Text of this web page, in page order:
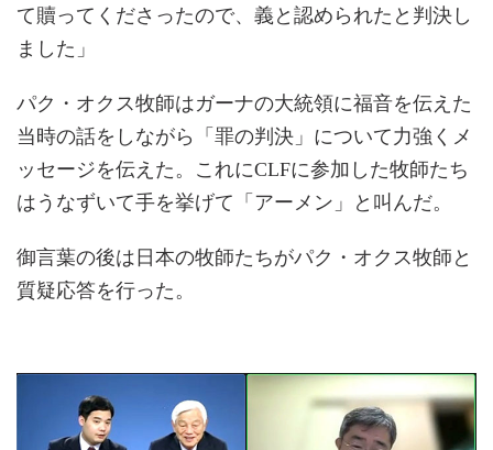
て贖ってくださったので、義と認められたと判決し
ました」
パク・オクス牧師はガーナの大統領に福音を伝えた
当時の話をしながら「罪の判決」について力強くメ
ッセージを伝えた。これにCLFに参加した牧師たち
はうなずいて手を挙げて「アーメン」と叫んだ。
御言葉の後は日本の牧師たちがパク・オクス牧師と
質疑応答を行った。